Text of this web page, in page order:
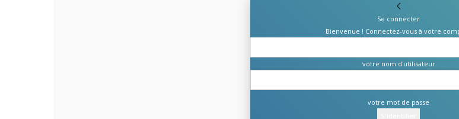
Se connecter
Bienvenue ! Connectez-vous à votre
votre nom d'utilisateur
votre mot de passe